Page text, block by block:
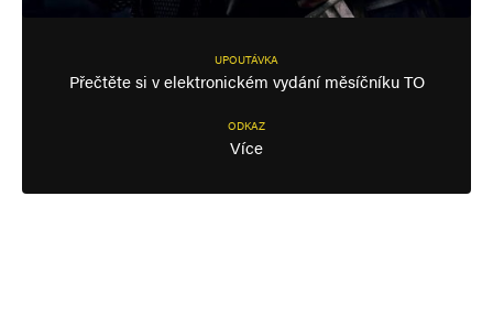
UPOUTÁVKA
Přečtěte si v elektronickém vydání měsíčníku TO
ODKAZ
Více